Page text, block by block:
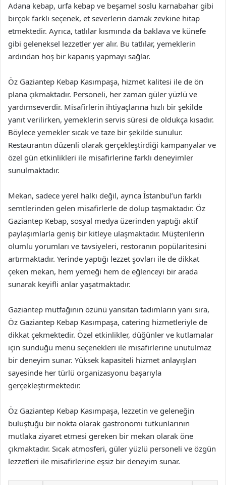
Adana kebap, urfa kebap ve beşamel soslu karnabahar gibi
birçok farklı seçenek, et severlerin damak zevkine hitap
etmektedir. Ayrıca, tatlılar kısmında da baklava ve künefe
gibi geleneksel lezzetler yer alır. Bu tatlılar, yemeklerin
ardından hoş bir kapanış yapmayı sağlar.
Öz Gaziantep Kebap Kasımpaşa, hizmet kalitesi ile de ön
plana çıkmaktadır. Personeli, her zaman güler yüzlü ve
yardımseverdir. Misafirlerin ihtiyaçlarına hızlı bir şekilde
yanıt verilirken, yemeklerin servis süresi de oldukça kısadır.
Böylece yemekler sıcak ve taze bir şekilde sunulur.
Restaurantın düzenli olarak gerçekleştirdiği kampanyalar ve
özel gün etkinlikleri ile misafirlerine farklı deneyimler
sunulmaktadır.
Mekan, sadece yerel halkı değil, ayrıca İstanbul’un farklı
semtlerinden gelen misafirlerle de dolup taşmaktadır. Öz
Gaziantep Kebap, sosyal medya üzerinden yaptığı aktif
paylaşımlarla geniş bir kitleye ulaşmaktadır. Müşterilerin
olumlu yorumları ve tavsiyeleri, restoranın popülaritesini
artırmaktadır. Yerinde yaptığı lezzet şovları ile de dikkat
çeken mekan, hem yemeği hem de eğlenceyi bir arada
sunarak keyifli anlar yaşatmaktadır.
Gaziantep mutfağının özünü yansıtan tadımların yanı sıra,
Öz Gaziantep Kebap Kasımpaşa, catering hizmetleriyle de
dikkat çekmektedir. Özel etkinlikler, düğünler ve kutlamalar
için sunduğu menü seçenekleri ile misafirlerine unutulmaz
bir deneyim sunar. Yüksek kapasiteli hizmet anlayışları
sayesinde her türlü organizasyonu başarıyla
gerçekleştirmektedir.
Öz Gaziantep Kebap Kasımpaşa, lezzetin ve geleneğin
buluştuğu bir nokta olarak gastronomi tutkunlarının
mutlaka ziyaret etmesi gereken bir mekan olarak öne
çıkmaktadır. Sıcak atmosferi, güler yüzlü personeli ve özgün
lezzetleri ile misafirlerine eşsiz bir deneyim sunar.